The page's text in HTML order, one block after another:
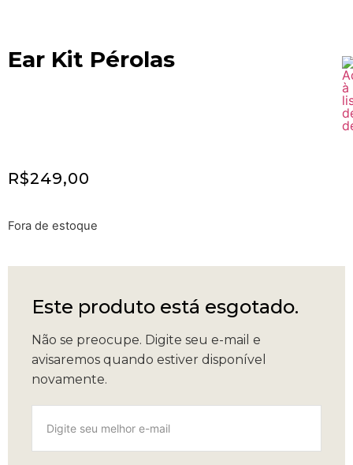
Ear Kit Pérolas
R$249,00
Fora de estoque
Este produto está esgotado.
Não se preocupe. Digite seu e-mail e
avisaremos quando estiver disponível
novamente.